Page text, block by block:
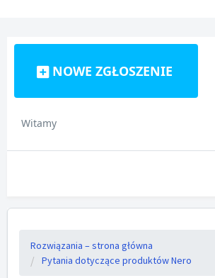
NOWE ZGŁOSZENIE
Witamy
Rozwiązania – strona główna
Pytania dotyczące produktów Nero